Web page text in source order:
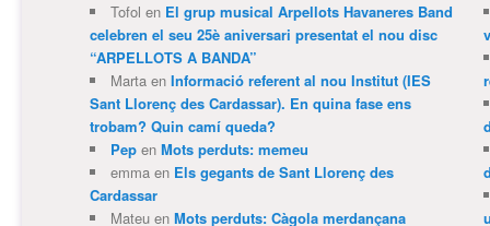
Tofol en El grup musical Arpellots Havaneres Band
celebren el seu 25è aniversari presentat el nou disc
“ARPELLOTS A BANDA”
Martaen Informació referent al nou Institut (IES
Sant Llorenç des Cardassar). En quina fase ens
trobam? Quin camí queda?
Pepen Mots perduts: memeu
emmaen Els gegants de Sant Llorenç des
Cardassar
Mateuen Mots perduts: Càgola merdançana